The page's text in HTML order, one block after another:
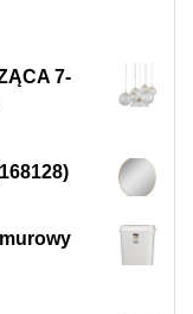
7-